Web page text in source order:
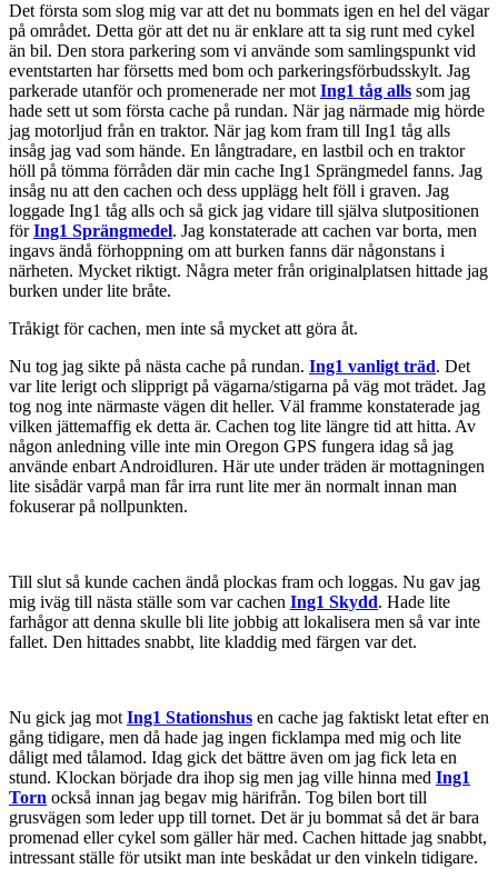
Det första som slog mig var att det nu bommats igen en hel del vägar
på området. Detta gör att det nu är enklare att ta sig runt med cykel
än bil. Den stora parkering som vi använde som samlingspunkt vid
eventstarten har försetts med bom och parkeringsförbudsskylt. Jag
parkerade utanför och promenerade ner mot Ing1 tåg alls som jag
hade sett ut som första cache på rundan. När jag närmade mig hörde
jag motorljud från en traktor. När jag kom fram till Ing1 tåg alls
insåg jag vad som hände. En långtradare, en lastbil och en traktor
höll på tömma förråden där min cache Ing1 Sprängmedel fanns. Jag
insåg nu att den cachen och dess upplägg helt föll i graven. Jag
loggade Ing1 tåg alls och så gick jag vidare till själva slutpositionen
förIng1 Sprängmedel. Jag konstaterade att cachen var borta, men
ingavs ändå förhoppning om att burken fanns där någonstans i
närheten. Mycket riktigt. Några meter från originalplatsen hittade jag
burken under lite bråte.
Tråkigt för cachen, men inte så mycket att göra åt.
Nu tog jag sikte på nästa cache på rundan. Ing1 vanligt träd. Det
var lite lerigt och slipprigt på vägarna/stigarna på väg mot trädet. Jag
tog nog inte närmaste vägen dit heller. Väl framme konstaterade jag
vilken jättemaffig ek detta är. Cachen tog lite längre tid att hitta. Av
någon anledning ville inte min Oregon GPS fungera idag så jag
använde enbart Androidluren. Här ute under träden är mottagningen
lite sisådär varpå man får irra runt lite mer än normalt innan man
fokuserar på nollpunkten.
Till slut så kunde cachen ändå plockas fram och loggas. Nu gav jag
mig iväg till nästa ställe som var cachen Ing1 Skydd. Hade lite
farhågor att denna skulle bli lite jobbig att lokalisera men så var inte
fallet. Den hittades snabbt, lite kladdig med färgen var det.
Nu gick jag mot Ing1 Stationshus en cache jag faktiskt letat efter en
gång tidigare, men då hade jag ingen ficklampa med mig och lite
dåligt med tålamod. Idag gick det bättre även om jag fick leta en
stund. Klockan började dra ihop sig men jag ville hinna med Ing1
Torn också innan jag begav mig härifrån. Tog bilen bort till
grusvägen som leder upp till tornet. Det är ju bommat så det är bara
promenad eller cykel som gäller här med. Cachen hittade jag snabbt,
intressant ställe för utsikt man inte beskådat ur den vinkeln tidigare.